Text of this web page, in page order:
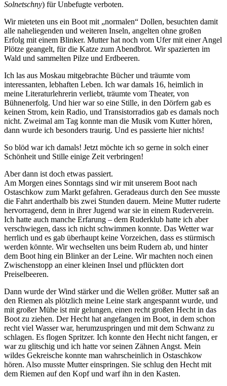
Solnetschny) für Unbefugte verboten.
Wir mieteten uns ein Boot mit
normalen
Dollen, besuchten damit
alle naheliegenden und weiteren Inseln, angelten ohne großen
Erfolg mit einem Blinker. Mutter hat noch vom Ufer mit einer Angel
Plötze geangelt, für die Katze zum Abendbrot. Wir spazierten im
Wald und sammelten Pilze und Erdbeeren.
Ich las aus Moskau mitgebrachte Bücher und träumte vom
interessanten, lebhaften Leben. Ich war damals 16, heimlich in
meine Literaturlehrerin verliebt, träumte vom Theater, von
Bühnenerfolg. Und hier war so eine Stille, in den Dörfern gab es
keinen Strom, kein Radio, und Transistorradios gab es damals noch
nicht. Zweimal am Tag konnte man die Musik vom Kutter hören,
dann wurde ich besonders traurig. Und es passierte hier nichts!
So blöd war ich damals! Jetzt möchte ich so gerne in solch einer
Schönheit und Stille einige Zeit verbringen!
Aber dann ist doch etwas passiert.
Am Morgen eines Sonntags sind wir mit unserem Boot nach
Ostaschkow zum Markt gefahren. Geradeaus durch den See musste
die Fahrt anderthalb bis zwei Stunden dauern. Meine Mutter ruderte
hervorragend, denn in ihrer Jugend war sie in einem Ruderverein.
Ich hatte auch manche Erfarung – dem Ruderklub hatte ich aber
verschwiegen, dass ich nicht schwimmen konnte. Das Wetter war
herrlich und es gab überhaupt keine Vorzeichen, dass es stürmisch
werden könnte. Wir wechselten uns beim Rudern ab, und hinter
dem Boot hing ein Blinker an der Leine. Wir machten noch einen
Zwischenstopp an einer kleinen Insel und pflückten dort
Preiselbeeren.
Dann wurde der Wind stärker und die Wellen größer. Mutter saß an
den Riemen als plötzlich meine Leine stark angespannt wurde, und
mit großer Mühe ist mir gelungen, einen recht großen Hecht in das
Boot zu ziehen. Der Hecht hat angefangen im Boot, in dem schon
recht viel Wasser war, herumzuspringen und mit dem Schwanz zu
schlagen. Es flogen Spritzer. Ich konnte den Hecht nicht fangen, er
war zu glitschig und ich hatte vor seinen Zähnen Angst. Mein
wildes Gekreische konnte man wahrscheinlich in Ostaschkow
hören. Also musste Mutter einspringen. Sie schlug den Hecht mit
dem Riemen auf den Kopf und warf ihn in den Kasten.